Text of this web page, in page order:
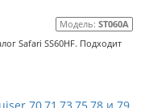
Модель: ST060A
Safari SS60HF. Подходит